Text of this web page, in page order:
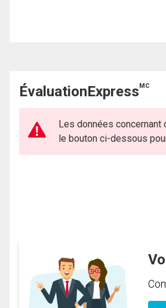
ÉvaluationExpressMC
Les données
le bouton ci-dessous